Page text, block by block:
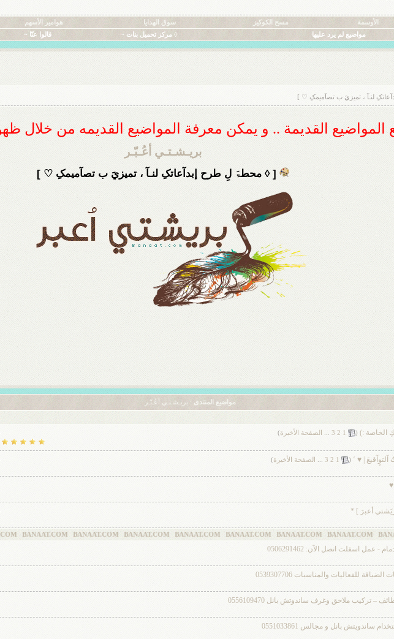
الأوسمة مسح الكوكيز سوق الهدايا هوامير الأسهم
مواضيع لم يرد عليها ◊ مركز تحميل بنات ~ قالوا عنّا ~
لنـآ ، تميزيَ ب تصآميمکِ ♡ ]
المواضيع القديمة .. و يمكن معرفة المواضيع القديمه من خلال
بريـشـتـي أعُـبّـر
[ ◊ محطۃَ لِ طرح إبدآعاتکِ لنـآ ، تميزيَ ب تصآميمکِ ♡ ]
مواضيع المنتدى : بريـشـتـي أعُـبّـر
الخاصة :) (
1
2
3 الصفحة الأخيرة)
آلتوٍآقيعَ | ♥ ‘ (
1
2
3 الصفحة الأخيرة)
أعبرَ ] *
BANAAT.COM BANAAT.COM BANAAT.COM BANAAT.COM BANAAT.COM BANAAT.COM BANAAT.COM
اسفلت اتصل الآن: 0506291462
للفعاليات والمناسبات 0539307706
تركيب ملاحق وغرف ساندوتش بانل 0556109470
بانل و مجالس 0551033861